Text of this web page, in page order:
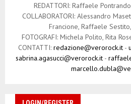
REDATTORI: Raffaele
COLLABORATORI: Alessandro
Francione, Raffaele
FOTOGRAFI: Michela Polito, Rita
CONTATTI: redazione@verorock.it -
sabrina.agasucci@verorock.it-